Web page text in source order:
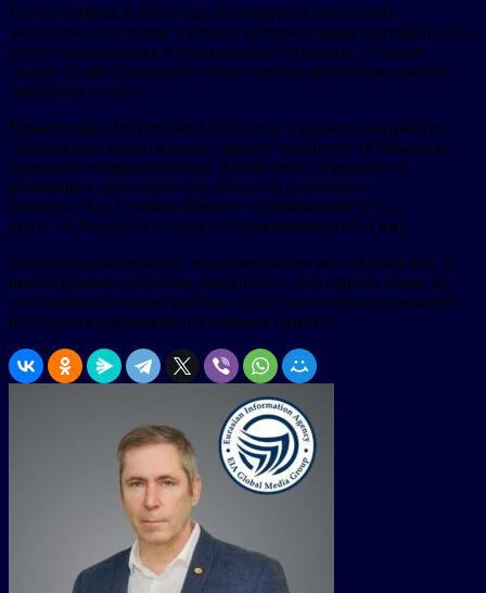
По его словам, в 2023 году планируется реализация
различных программ, в рамках которых общая протяженность
дорог, приведенных в нормативное состояние, составит
свыше 82 км. Калиматов также отметил достойную работу
дорожных служб.
Минавтодор Ингушетии в 2023 году в рамках нацпроекта
«Безопасные качественные дороги» реализует 10 объектов
дорожной инфраструктуры. Кроме того, планируется
реализация таких крупных объектов дорожного
ремонта: «Ср.Ачалуки-Плиево» (протяженность 14,2
км) и «Н.Редант-Н.Ачалуки» (протяженность 6,4 км).
Калиматов подчеркнул, что руководство республики шаг за
шагом решает проблемы, связанные с состоянием дорог во
всех муниципальных районах, при этом особым вниманием
пользуются удаленные населенные пункты.